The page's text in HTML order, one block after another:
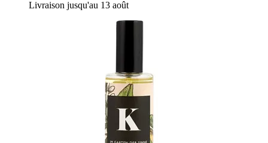
Livraison jusqu'au 13 août